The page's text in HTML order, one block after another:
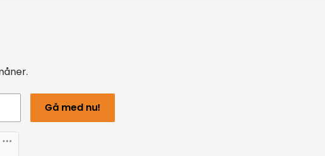
Gå med nu!